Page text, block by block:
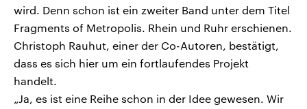
wird. Denn schon ist ein zweiter Band unter dem Titel
Fragments of Metropolis. Rhein und Ruhr erschienen.
Christoph Rauhut, einer der Co-Autoren, bestätigt,
dass es sich hier um ein fortlaufendes Projekt
handelt.
„Ja, es ist eine Reihe schon in der Idee gewesen. Wir